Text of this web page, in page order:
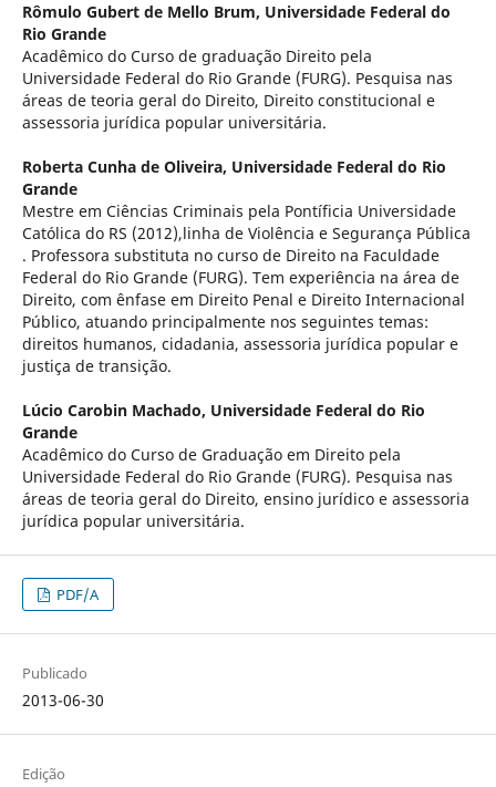
Rômulo Gubert de Mello Brum, Universidade Federal do
Rio Grande
Acadêmico do Curso de graduação Direito pela
Universidade Federal do Rio Grande (FURG). Pesquisa nas
áreas de teoria geral do Direito, Direito constitucional e
assessoria jurídica popular universitária.
Roberta Cunha de Oliveira, Universidade Federal do Rio
Grande
Mestre em Ciências Criminais pela Pontíficia Universidade
Católica do RS (2012),linha de Violência e Segurança Pública
. Professora substituta no curso de Direito na Faculdade
Federal do Rio Grande (FURG). Tem experiência na área de
Direito, com ênfase em Direito Penal e Direito Internacional
Público, atuando principalmente nos seguintes temas:
direitos humanos, cidadania, assessoria jurídica popular e
justiça de transição.
Lúcio Carobin Machado, Universidade Federal do Rio
Grande
Acadêmico do Curso de Graduação em Direito pela
Universidade Federal do Rio Grande (FURG). Pesquisa nas
áreas de teoria geral do Direito, ensino jurídico e assessoria
jurídica popular universitária.
PDF/A
Publicado
2013-06-30
Edição